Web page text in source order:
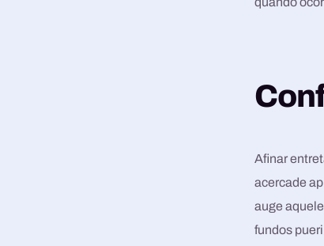
Afinar
acercade
auge
fundos